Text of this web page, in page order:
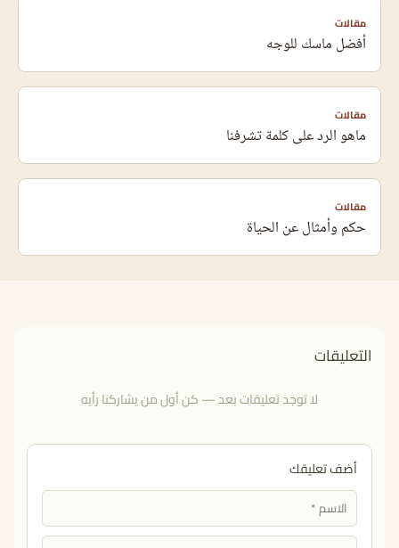
مقالات
أفضل ماسك للوجه
مقالات
ماهو الرد على كلمة تشرفنا
مقالات
حكم وأمثال عن الحياة
التعليقات
لا توجد تعليقات بعد — كن أول من يشاركنا رأيه
أضف تعليقك